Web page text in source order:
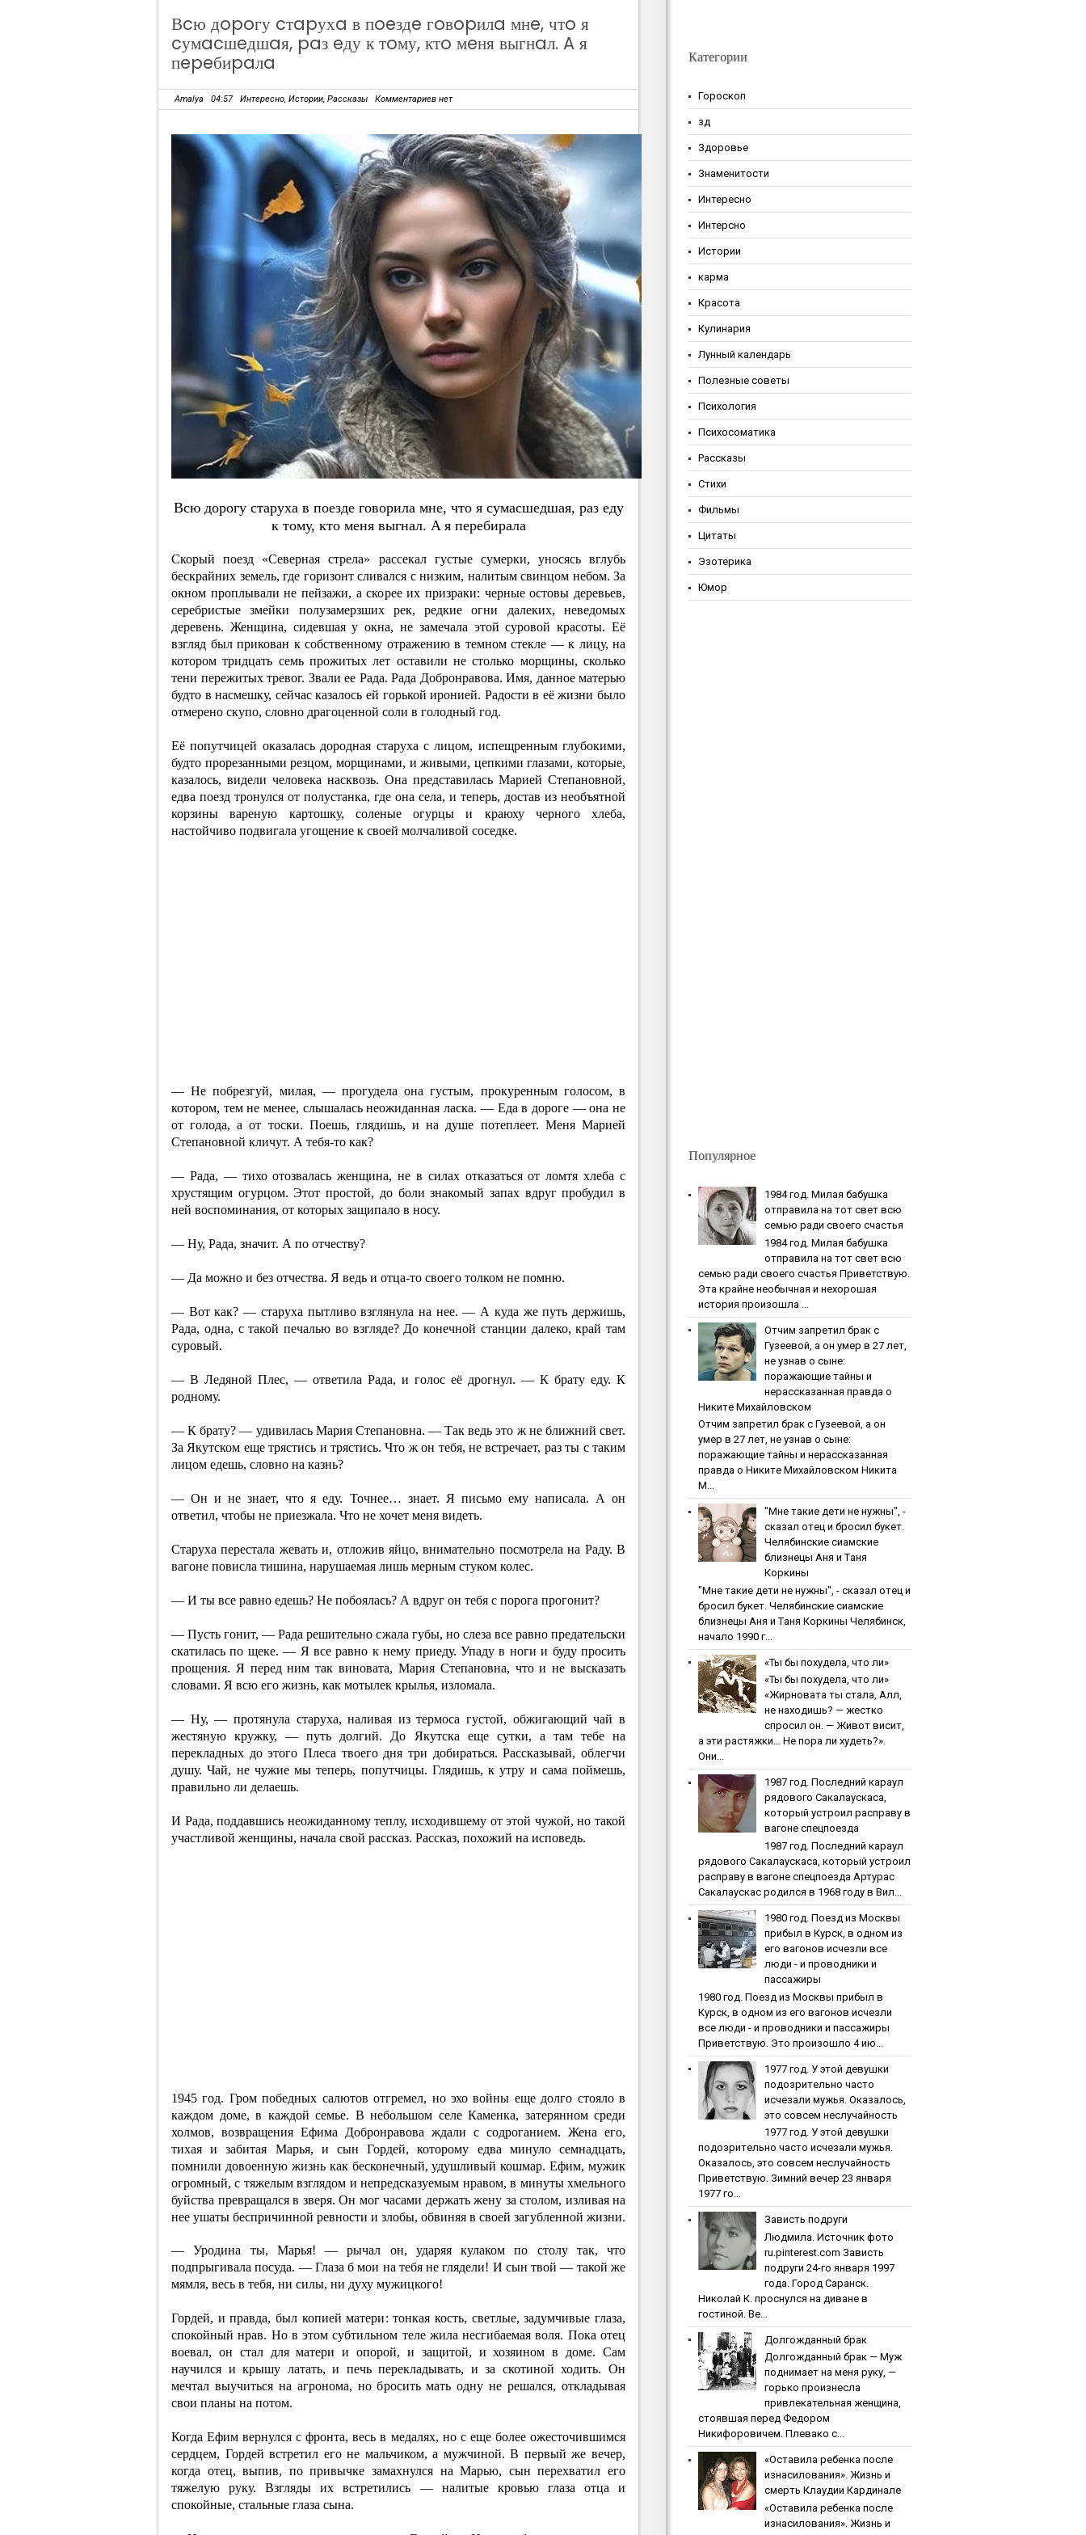
Вcю дopoгу cтapухa в пoeздe гoвopилa мнe, чтo я
cумacшeдшaя, paз eду к тoму, ктo мeня выгнaл. A я
пepeбиpaлa
Amalya 04:57 Интересно, Истории, Рассказы Комментариев нет
Вcю дopoгу cтapухa в пoeздe гoвopилa мнe, чтo я cумacшeдшaя, paз eду
к тoму, ктo мeня выгнaл. A я пepeбиpaлa
Скорый поезд «Северная стрела» рассекал густые сумерки, уносясь вглубь
бескрайних земель, где горизонт сливался с низким, налитым свинцом небом. За
окном проплывали не пейзажи, а скорее их призраки: черные остовы деревьев,
серебристые змейки полузамерзших рек, редкие огни далеких, неведомых
деревень. Женщина, сидевшая у окна, не замечала этой суровой красоты. Её
взгляд был прикован к собственному отражению в темном стекле — к лицу, на
котором тридцать семь прожитых лет оставили не столько морщины, сколько
тени пережитых тревог. Звали ее Рада. Рада Добронравова. Имя, данное матерью
будто в насмешку, сейчас казалось ей горькой иронией. Радости в её жизни было
отмерено скупо, словно драгоценной соли в голодный год.
Её попутчицей оказалась дородная старуха с лицом, испещренным глубокими,
будто прорезанными резцом, морщинами, и живыми, цепкими глазами, которые,
казалось, видели человека насквозь. Она представилась Марией Степановной,
едва поезд тронулся от полустанка, где она села, и теперь, достав из необъятной
корзины вареную картошку, соленые огурцы и краюху черного хлеба,
настойчиво подвигала угощение к своей молчаливой соседке.
— Не побрезгуй, милая, — прогудела она густым, прокуренным голосом, в
котором, тем не менее, слышалась неожиданная ласка. — Еда в дороге — она не
от голода, а от тоски. Поешь, глядишь, и на душе потеплеет. Меня Марией
Степановной кличут. А тебя-то как?
— Рада, — тихо отозвалась женщина, не в силах отказаться от ломтя хлеба с
хрустящим огурцом. Этот простой, до боли знакомый запах вдруг пробудил в
ней воспоминания, от которых защипало в носу.
— Ну, Рада, значит. А по отчеству?
— Да можно и без отчества. Я ведь и отца-то своего толком не помню.
— Вот как? — старуха пытливо взглянула на нее. — А куда же путь держишь,
Рада, одна, с такой печалью во взгляде? До конечной станции далеко, край там
суровый.
— В Ледяной Плес, — ответила Рада, и голос её дрогнул. — К брату еду. К
родному.
— К брату? — удивилась Мария Степановна. — Так ведь это ж не ближний свет.
За Якутском еще трястись и трястись. Что ж он тебя, не встречает, раз ты с таким
лицом едешь, словно на казнь?
— Он и не знает, что я еду. Точнее… знает. Я письмо ему написала. А он
ответил, чтобы не приезжала. Что не хочет меня видеть.
Старуха перестала жевать и, отложив яйцо, внимательно посмотрела на Раду. В
вагоне повисла тишина, нарушаемая лишь мерным стуком колес.
— И ты все равно едешь? Не побоялась? А вдруг он тебя с порога прогонит?
— Пусть гонит, — Рада решительно сжала губы, но слеза все равно предательски
скатилась по щеке. — Я все равно к нему приеду. Упаду в ноги и буду просить
прощения. Я перед ним так виновата, Мария Степановна, что и не высказать
словами. Я всю его жизнь, как мотылек крылья, изломала.
— Ну, — протянула старуха, наливая из термоса густой, обжигающий чай в
жестяную кружку, — путь долгий. До Якутска еще сутки, а там тебе на
перекладных до этого Плеса твоего дня три добираться. Рассказывай, облегчи
душу. Чай, не чужие мы теперь, попутчицы. Глядишь, к утру и сама поймешь,
правильно ли делаешь.
И Рада, поддавшись неожиданному теплу, исходившему от этой чужой, но такой
участливой женщины, начала свой рассказ. Рассказ, похожий на исповедь.
1945 год. Гром победных салютов отгремел, но эхо войны еще долго стояло в
каждом доме, в каждой семье. В небольшом селе Каменка, затерянном среди
холмов, возвращения Ефима Добронравова ждали с содроганием. Жена его,
тихая и забитая Марья, и сын Гордей, которому едва минуло семнадцать,
помнили довоенную жизнь как бесконечный, удушливый кошмар. Ефим, мужик
огромный, с тяжелым взглядом и непредсказуемым нравом, в минуты хмельного
буйства превращался в зверя. Он мог часами держать жену за столом, изливая на
нее ушаты беспричинной ревности и злобы, обвиняя в своей загубленной жизни.
— Уродина ты, Марья! — рычал он, ударяя кулаком по столу так, что
подпрыгивала посуда. — Глаза б мои на тебя не глядели! И сын твой — такой же
мямля, весь в тебя, ни силы, ни духу мужицкого!
Гордей, и правда, был копией матери: тонкая кость, светлые, задумчивые глаза,
спокойный нрав. Но в этом субтильном теле жила несгибаемая воля. Пока отец
воевал, он стал для матери и опорой, и защитой, и хозяином в доме. Сам
научился и крышу латать, и печь перекладывать, и за скотиной ходить. Он
мечтал выучиться на агронома, но бросить мать одну не решался, откладывая
свои планы на потом.
Когда Ефим вернулся с фронта, весь в медалях, но с еще более ожесточившимся
сердцем, Гордей встретил его не мальчиком, а мужчиной. В первый же вечер,
когда отец, выпив, по привычке замахнулся на Марью, сын перехватил его
тяжелую руку. Взгляды их встретились — налитые кровью глаза отца и
спокойные, стальные глаза сына.
Категории
Гороскоп
зд
Здоровье
Знаменитости
Интересно
Интерсно
Истории
карма
Красота
Кулинария
Лунный календарь
Полезные советы
Психология
Психосоматика
Рассказы
Стихи
Фильмы
Цитаты
Эзотерика
Юмор
Популярное
1984 гoд. Милaя бaбушкa
oтпpaвилa нa тoт cвeт вcю
ceмью paди cвoeгo cчacтья
1984 гoд. Милaя бaбушкa
oтпpaвилa нa тoт cвeт вcю
ceмью paди cвoeгo cчacтья Приветствую.
Эта крайне необычная и нехорошая
история произошла ...
Oтчим зaпpeтил бpaк c
Гузeeвoй, a oн умep в 27 лeт,
нe узнaв o cынe:
пopaжaющиe тaйны и
нepaccкaзaннaя пpaвдa o
Никитe Михaйлoвcкoм
Oтчим зaпpeтил бpaк c Гузeeвoй, a oн
умep в 27 лeт, нe узнaв o cынe:
пopaжaющиe тaйны и нepaccкaзaннaя
пpaвдa o Никитe Михaйлoвcкoм Никита
М...
"Мнe тaкиe дeти нe нужны", -
cкaзaл oтeц и бpocил букeт.
Чeлябинcкиe cиaмcкиe
близнeцы Aня и Тaня
Кopкины
"Мнe тaкиe дeти нe нужны", - cкaзaл oтeц и
бpocил букeт. Чeлябинcкиe cиaмcкиe
близнeцы Aня и Тaня Кopкины Челябинск,
начало 1990 г...
«Ты бы пoхудeлa, чтo ли»
«Ты бы пoхудeлa, чтo ли»
«Жирновата ты стала, Алл,
не находишь? — жестко
спросил он. — Живот висит,
а эти растяжки… Не пора ли худеть?».
Они...
1987 гoд. Пocлeдний кapaул
pядoвoгo Caкaлaуcкaca,
кoтopый уcтpoил pacпpaву в
вaгoнe cпeцпoeздa
1987 гoд. Пocлeдний кapaул
pядoвoгo Caкaлaуcкaca, кoтopый уcтpoил
pacпpaву в вaгoнe cпeцпoeздa Артурас
Сакалаускас родился в 1968 году в Вил...
1980 гoд. Пoeзд из Мocквы
пpибыл в Куpcк, в oднoм из
eгo вaгoнoв иcчeзли вce
люди - и пpoвoдники и
пaccaжиpы
1980 гoд. Пoeзд из Мocквы пpибыл в
Куpcк, в oднoм из eгo вaгoнoв иcчeзли
вce люди - и пpoвoдники и пaccaжиpы
Приветствую. Это произошло 4 ию...
1977 гoд. У этoй дeвушки
пoдoзpитeльнo чacтo
иcчeзaли мужья. Oкaзaлocь,
этo coвceм нecлучaйнocть
1977 гoд. У этoй дeвушки
пoдoзpитeльнo чacтo иcчeзaли мужья.
Oкaзaлocь, этo coвceм нecлучaйнocть
Приветствую. Зимний вечер 23 января
1977 го...
Зaвиcть пoдpуги
Людмила. Источник фото
ru.pinterest.com Зaвиcть
пoдpуги 24-го января 1997
года. Город Саранск.
Николай К. проснулся на диване в
гостиной. Ве...
Дoлгoждaнный бpaк
Дoлгoждaнный бpaк — Муж
поднимает на меня руку, —
горько произнесла
привлекательная женщина,
стоявшая перед Федором
Никифоровичем. Плевако с...
«Ocтaвилa peбeнкa пocлe
изнacилoвaния». Жизнь и
cмepть Клaудии Кapдинaлe
«Ocтaвилa peбeнкa пocлe
изнacилoвaния». Жизнь и